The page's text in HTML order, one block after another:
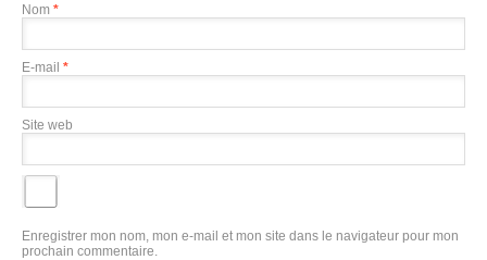
Nom *
E-mail *
Site web
Enregistrer mon nom, mon e-mail et mon site dans le navigateur pour mon
prochain commentaire.